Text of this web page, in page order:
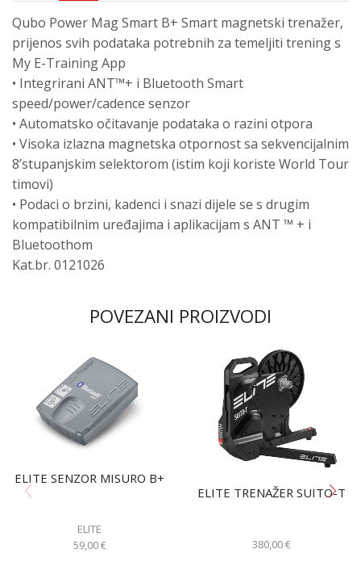
Qubo Power Mag Smart B+ Smart magnetski trenažer,
prijenos svih podataka potrebnih za temeljiti trening s
My E-Training App
• Integrirani ANT™+ i Bluetooth Smart
speed/power/cadence senzor
• Automatsko očitavanje podataka o razini otpora
• Visoka izlazna magnetska otpornost sa sekvencijalnim
8’stupanjskim selektorom (istim koji koriste World Tour
timovi)
• Podaci o brzini, kadenci i snazi dijele se s drugim
kompatibilnim uređajima i aplikacijam s ANT ™ + i
Bluetoothom
Kat.br. 0121026
POVEZANI PROIZVODI
ELITE SENZOR MISURO B+
ELITE
59,00€
ELITE TRENAŽER SUITO-T
380,00€